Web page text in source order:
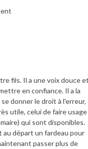
fils. Il a une voix douce
en confiance. Il a la
donner le droit à l'erreur,
utile, celui de faire usage
qui sont disponibles.
départ un fardeau pour
passer plus de